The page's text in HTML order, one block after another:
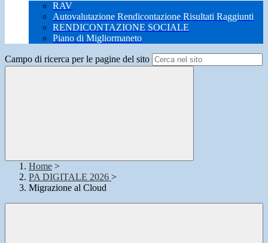
RAV
Autovalutazione Rendicontazione Risultati Raggiunti
RENDICONTAZIONE SOCIALE
Piano di Migliormaneto
Campo di ricerca per le pagine del sito
Home >
PA DIGITALE 2026 >
Migrazione al Cloud